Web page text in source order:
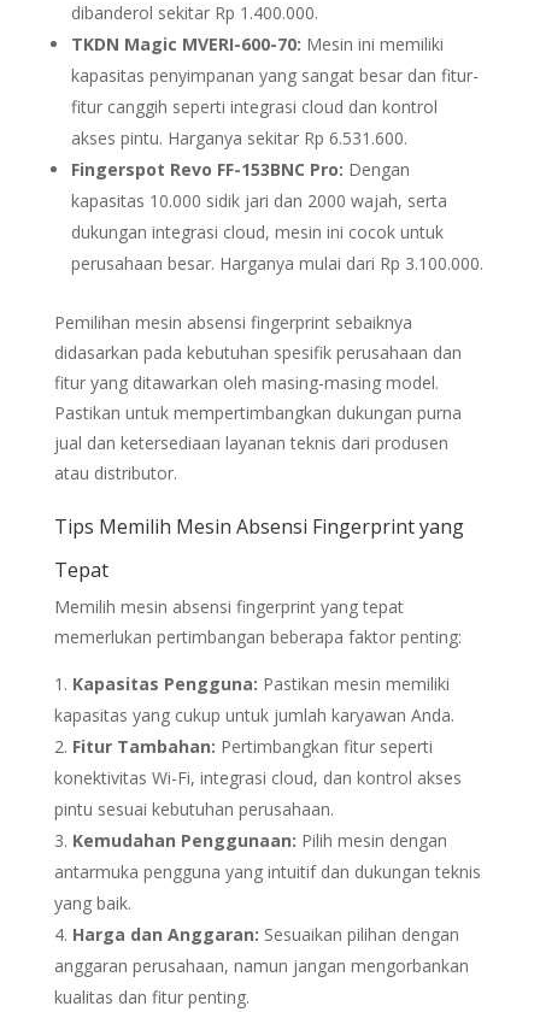
dibanderol sekitar Rp 1.400.000.
TKDN Magic MVERI-600-70: Mesin ini memiliki
kapasitas penyimpanan yang sangat besar dan fitur-
fitur canggih seperti integrasi cloud dan kontrol
akses pintu. Harganya sekitar Rp 6.531.600.
Fingerspot Revo FF-153BNC Pro: Dengan
kapasitas 10.000 sidik jari dan 2000 wajah, serta
dukungan integrasi cloud, mesin ini cocok untuk
perusahaan besar. Harganya mulai dari Rp 3.100.000.
Pemilihan mesin absensi fingerprint sebaiknya
didasarkan pada kebutuhan spesifik perusahaan dan
fitur yang ditawarkan oleh masing-masing model.
Pastikan untuk mempertimbangkan dukungan purna
jual dan ketersediaan layanan teknis dari produsen
atau distributor.
Tips Memilih Mesin Absensi Fingerprint yang
Tepat
Memilih mesin absensi fingerprint yang tepat
memerlukan pertimbangan beberapa faktor penting:
Kapasitas Pengguna: Pastikan mesin memiliki
kapasitas yang cukup untuk jumlah karyawan Anda.
Fitur Tambahan: Pertimbangkan fitur seperti
konektivitas Wi-Fi, integrasi cloud, dan kontrol akses
pintu sesuai kebutuhan perusahaan.
Kemudahan Penggunaan: Pilih mesin dengan
antarmuka pengguna yang intuitif dan dukungan teknis
yang baik.
Harga dan Anggaran: Sesuaikan pilihan dengan
anggaran perusahaan, namun jangan mengorbankan
kualitas dan fitur penting.